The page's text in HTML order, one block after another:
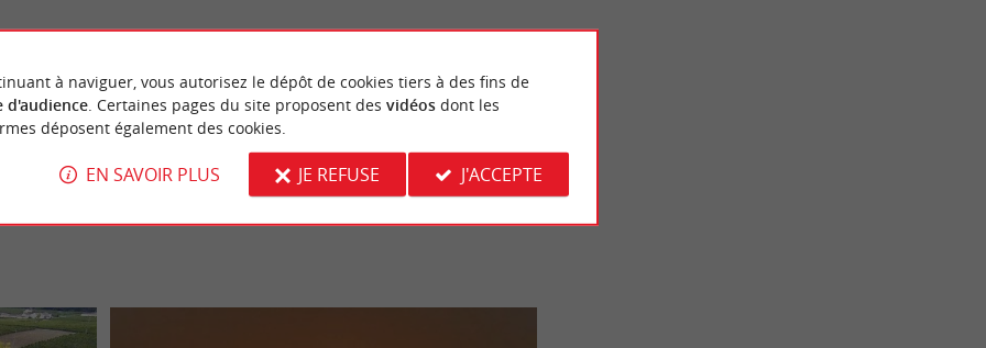
Ménager. Jean-Honoré, le grand père de Juliette Granet,
Saint-Christophe-des-Bardes, sur leshauteurs à l’est de Saint-
pas d’apprécier sur lescollines ondulantes
typicité du vin ), vous apprécierez lagentillesse des viticulteurs ,
, aux amoureux desGrands Crus Saint-
à naviguer, vous autorisez le dépôt de cookies tiers à des fins de
d'audience. Certaines pages du site proposent des vidéosdont les
déposent également des cookies.
EN SAVOIR PLUS JE REFUSE J'ACCEPTE